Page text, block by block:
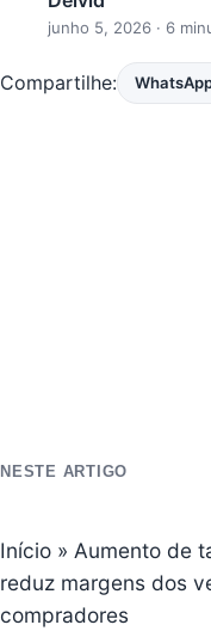
junho 5, 2026 · 6
Compartilhe:
NESTE ARTIGO
Início » Aumento de
reduz margens dos
compradores